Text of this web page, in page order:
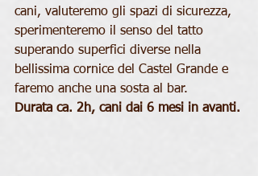
cani, valuteremo gli spazi di sicurezza,
sperimenteremo il senso del tatto
superando superfici diverse nella
bellissima cornice del Castel Grande e
faremo anche una sosta al bar.
Durata ca. 2h, cani dai 6 mesi in avanti.